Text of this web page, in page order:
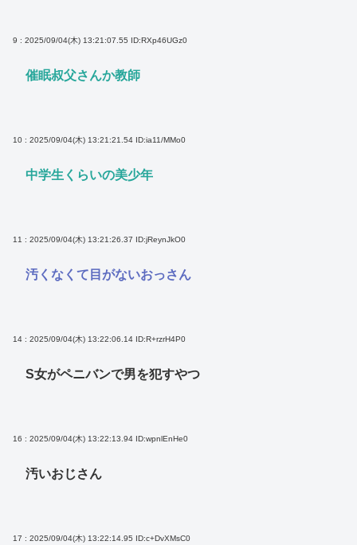
9 : 2025/09/04(木) 13:21:07.55 ID:RXp46UGz0
催眠叔父さんか教師
10 : 2025/09/04(木) 13:21:21.54 ID:ia11/MMo0
中学生くらいの美少年
11 : 2025/09/04(木) 13:21:26.37 ID:jReynJkO0
汚くなくて目がないおっさん
14 : 2025/09/04(木) 13:22:06.14 ID:R+rzrH4P0
S女がペニバンで男を犯すやつ
16 : 2025/09/04(木) 13:22:13.94 ID:wpnlEnHe0
汚いおじさん
17 : 2025/09/04(木) 13:22:14.95 ID:c+DvXMsC0